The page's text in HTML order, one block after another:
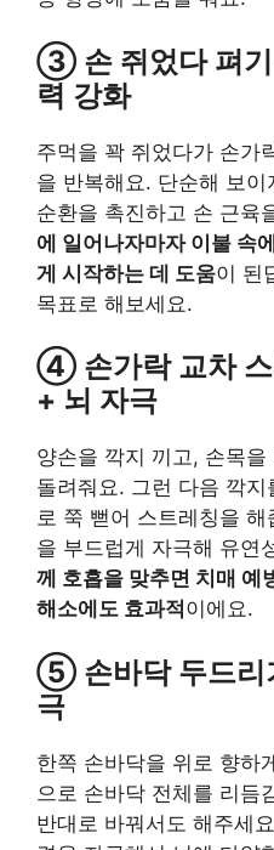
③ 손 쥐었다 펴
력 강화
주먹을 꽉 쥐었다가 손가
을 반복해요. 단순해 보
순환을 촉진하고 손 근육
에 일어나자마자 이불 속
게 시작하는 데 도움이 된
목표로 해보세요.
④ 손가락 교차
+ 뇌 자극
양손을 깍지 끼고, 손목을
돌려줘요. 그런 다음 깍
로 쭉 뻗어 스트레칭을
을 부드럽게 자극해 유연
께 호흡을 맞추면 치매 예
해소에도 효과적 이에요.
⑤ 손바닥 두드리
극
한쪽 손바닥을 위로 향하
으로 손바닥 전체를 리듬
반대로 바꿔서도 해주세